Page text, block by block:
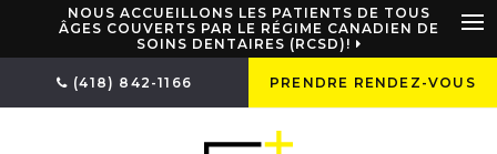
NOUS ACCUEILLONS LES PATIENTS DE TOUS
ÂGES COUVERTS PAR LE RÉGIME CANADIEN DE
SOINS DENTAIRES (RCSD)!
(418) 842-1166 PRENDRE RENDEZ-VOUS